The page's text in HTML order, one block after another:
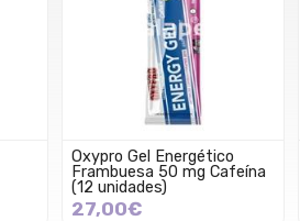
Oxypro Gel Energético
Frambuesa 50 mg Cafeína
(12 unidades)
27,00€